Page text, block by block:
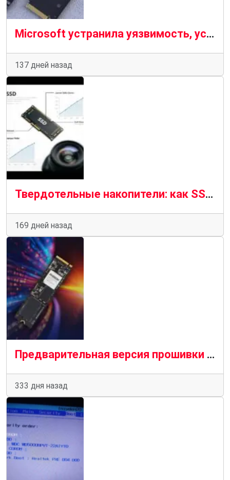
Microsoft устранила уязвимость, ускорявшую износ SSD в Windows 11
137 дней назад
Твердотельные накопители: как SSD изменили хранение данных и ускорили компьютеры
169 дней назад
Предварительная версия прошивки Phison может быть основной причиной недавних сбоев в работе SSD, а не Windows 11
333 дня назад